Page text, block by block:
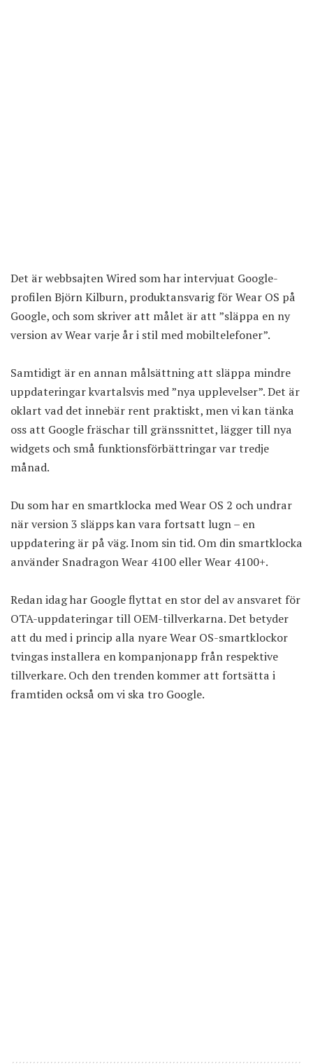
Det är webbsajten Wired som har intervjuat Google-
profilen Björn Kilburn, produktansvarig för Wear OS på
Google, och som skriver att målet är att ”släppa en ny
version av Wear varje år i stil med mobiltelefoner”.
Samtidigt är en annan målsättning att släppa mindre
uppdateringar kvartalsvis med ”nya upplevelser”. Det är
oklart vad det innebär rent praktiskt, men vi kan tänka
oss att Google fräschar till gränssnittet, lägger till nya
widgets och små funktionsförbättringar var tredje
månad.
Du som har en smartklocka med Wear OS 2 och undrar
när version 3 släpps kan vara fortsatt lugn – en
uppdatering är på väg. Inom sin tid. Om din smartklocka
använder Snadragon Wear 4100 eller Wear 4100+.
Redan idag har Google flyttat en stor del av ansvaret för
OTA-uppdateringar till OEM-tillverkarna. Det betyder
att du med i princip alla nyare Wear OS-smartklockor
tvingas installera en kompanjonapp från respektive
tillverkare. Och den trenden kommer att fortsätta i
framtiden också om vi ska tro Google.